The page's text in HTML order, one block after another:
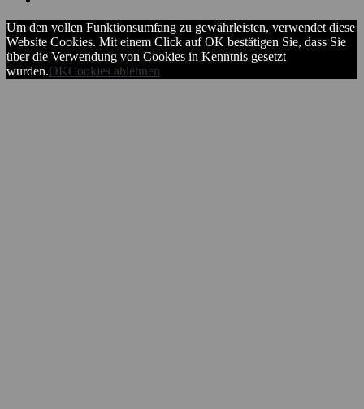
Um den vollen Funktionsumfang zu gewährleisten, verwendet diese
Website Cookies. Mit einem Click auf OK bestätigen Sie, dass Sie
über die Verwendung von Cookies in Kenntnis gesetzt
wurden.OKCookies ablehnen